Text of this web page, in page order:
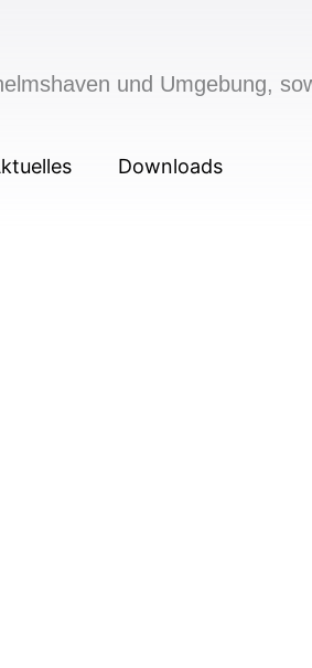
und Umgebung,
Downloads